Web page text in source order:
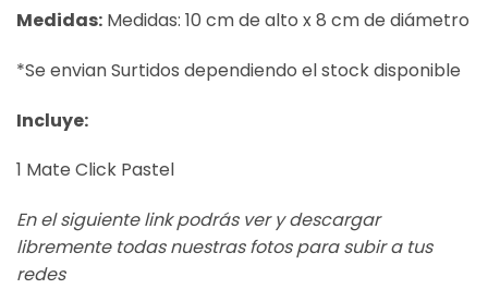
Medidas: Medidas: 10 cm de alto x 8 cm de diámetro
*Se envian Surtidos dependiendo el stock disponible
Incluye:
1 Mate Click Pastel
En el siguiente link podrás ver y descargar
libremente todas nuestras fotos para subir a tus
redes